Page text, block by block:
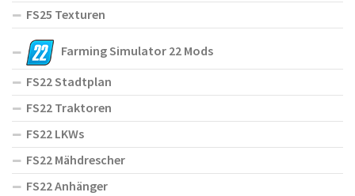
FS25 Texturen
Farming Simulator 22 Mods
FS22 Stadtplan
FS22 Traktoren
FS22 LKWs
FS22 Mähdrescher
FS22 Anhänger